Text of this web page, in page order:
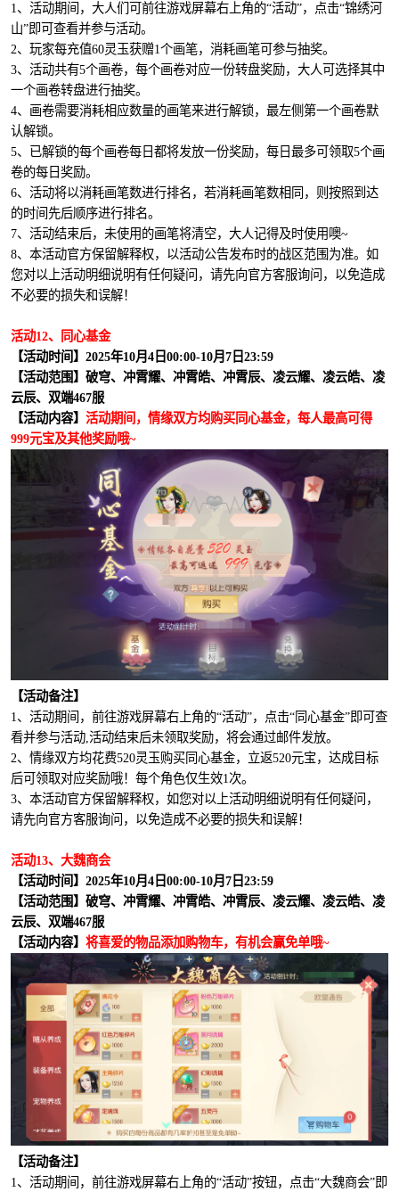
1、活动期间，大人们可前往游戏屏幕右上角的“活动”，点击“锦绣河
山”即可查看并参与活动。
2、玩家每充值60灵玉获赠1个画笔，消耗画笔可参与抽奖。
3、活动共有5个画卷，每个画卷对应一份转盘奖励，大人可选择其中
一个画卷转盘进行抽奖。
4、画卷需要消耗相应数量的画笔来进行解锁，最左侧第一个画卷默
认解锁。
5、已解锁的每个画卷每日都将发放一份奖励，每日最多可领取5个画
卷的每日奖励。
6、活动将以消耗画笔数进行排名，若消耗画笔数相同，则按照到达
的时间先后顺序进行排名。
7、活动结束后，未使用的画笔将清空，大人记得及时使用噢~
8、本活动官方保留解释权，以活动公告发布时的战区范围为准。如
您对以上活动明细说明有任何疑问，请先向官方客服询问，以免造成
不必要的损失和误解！
活动12、同心基金
【活动时间】2025年10月4日00:00-10月7日23:59
【活动范围】破穹、冲霄耀、冲霄皓、冲霄辰、凌云耀、凌云皓、凌
云辰、双端467服
【活动内容】 活动期间，情缘双方均购买同心基金，每人最高可得
999元宝及其他奖励哦~
【活动备注】
1、活动期间，前往游戏屏幕右上角的“活动”，点击“同心基金”即可查
看并参与活动,活动结束后未领取奖励，将会通过邮件发放。
2、情缘双方均花费520灵玉购买同心基金，立返520元宝，达成目标
后可领取对应奖励哦！每个角色仅生效1次。
3、本活动官方保留解释权，如您对以上活动明细说明有任何疑问，
请先向官方客服询问，以免造成不必要的损失和误解！
活动13、大魏商会
【活动时间】2025年10月4日00:00-10月7日23:59
【活动范围】破穹、冲霄耀、冲霄皓、冲霄辰、凌云耀、凌云皓、凌
云辰、双端467服
【活动内容】 将喜爱的物品添加购物车，有机会赢免单哦~
【活动备注】
1、活动期间，前往游戏屏幕右上角的“活动”按钮，点击“大魏商会”即